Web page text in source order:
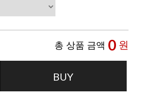
총 상품 금액 0 원
BUY